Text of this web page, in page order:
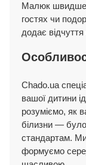
Малюк швидше
гостях чи
додає відчуття
Chado.ua
вашої дитини
розуміємо, як
білизни — було
стандартам.
формуємо